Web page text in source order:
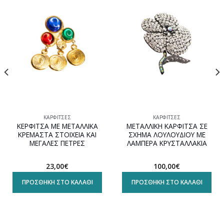
ΚΑΡΦΊΤΣΕΣ
ΚΕΡΦΙΤΣΑ ΜΕ ΜΕΤΑΛΛΙΚΑ
ΚΡΕΜΑΣΤΑ ΣΤΟΙΧΕΙΑ ΚΑΙ
ΜΕΓΑΛΕΣ ΠΕΤΡΕΣ
23,00€
ΠΡΟΣΘΉΚΗ ΣΤΟ ΚΑΛΆΘΙ
ΚΑΡΦΊΤΣΕΣ
ΜΕΤΑΛΛΙΚΗ ΚΑΡΦΙΤΣΑ ΣΕ
ΣΧΗΜΑ ΛΟΥΛΟΥΔΙΟΥ ΜΕ
ΛΑΜΠΕΡΑ ΚΡΥΣΤΑΛΛΑΚΙΑ
100,00€
ΠΡΟΣΘΉΚΗ ΣΤΟ ΚΑΛΆΘΙ